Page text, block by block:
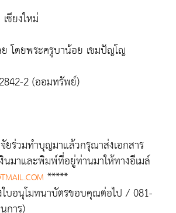
ชียงใหม่
โดยพระครูบาน้อย เขมปัญโญ
2 (ออมทรัพย์)
ร่วมทำบุญมาแล้วกรุณาส่งเอกสาร
นมาและพิมพ์ที่อยู่ท่านมาให้ทางอีเมล์
*****
ใบอนุโมทนาบัตรขอบคุณต่อไป / 081-
การ)